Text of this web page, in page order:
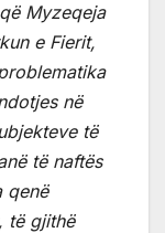
Myzeqeja
e Fierit,
në
të
të naftës
qenë
të gjithë